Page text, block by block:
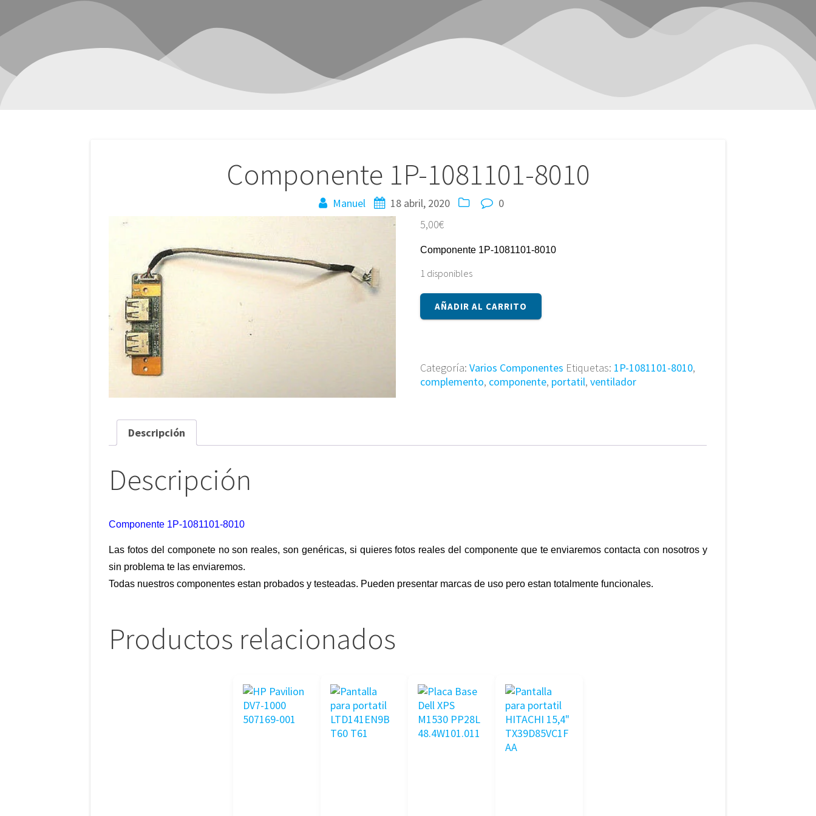
Componente 1P-1081101-8010
Manuel 18 abril, 2020
0
5,00€
Componente 1P-1081101-8010
1 disponibles
Componente
1P-
AÑADIR AL CARRITO
Categoría: Varios Componentes Etiquetas: 1P-1081101-8010,
complemento, componente, portatil, ventilador
Descripción
Descripción
Componente 1P-1081101-8010
Las fotos del componete no son reales, son genéricas, si quieres fotos reales del componente que te enviaremos contacta con nosotros y
sin problema te las enviaremos.
Todas nuestros componentes estan probados y testeadas. Pueden presentar marcas de uso pero estan totalmente funcionales.
Productos relacionados
Navegación
entradas